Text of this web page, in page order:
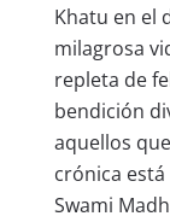
Khatu en el
milagrosa
repleta de
bendición
aquellos
crónica
Swami